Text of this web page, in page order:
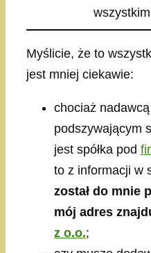
Myślicie, że to
jest mniej ciekawie:
chociaż
podszywającym
jest spółka pod
to z informacji w
został do mnie
mój adres
z o.o.;